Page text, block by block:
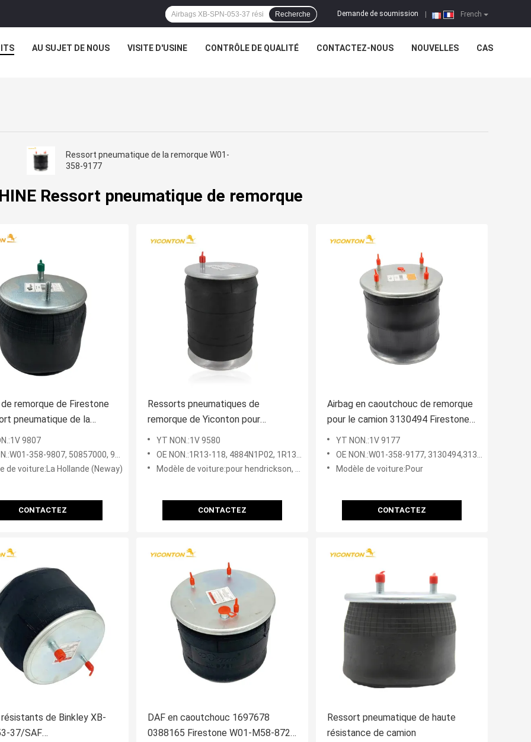
French
Demande de soumission
Recherche
AU SUJET DE NOUS VISITE D'USINE CONTRÔLE DE QUALITÉ CONTACTEZ-NOUS NOUVELLES CAS
Ressort pneumatique de la remorque W01-
358-9177
Ressort pneumatique de remorque
remorque de Firestone
pneumatique de la
W01-358-
90557372
9807
50857000, 90557372, 1R12-1047, IATF16949,50857000,90557372,1R12-1047, IATF16949
de voiture:La Hollande (Neway)
CONTACTEZ
Ressorts pneumatiques de
remorque de Yiconton pour
Hendrickson S-20127 W01-358-
9580 SC2761
YT NON.:1V 9580
OE NON.:1R13-118, 4884N1P02, 1R13-247, W01-358-9580, C20127/S20127,4884N1P02,1R13-247, W01-358-9580, C20127/
Modèle de voiture:pour hendrickson, Navistar/Fleetrite
CONTACTEZ
Airbag en caoutchouc de remorque
pour le camion 3130494 Firestone
W01-358-9177
YT NON.:1V 9177
OE NON.:W01-358-9177, 3130494,3130494
Modèle de voiture:Pour
CONTACTEZ
de Binkley XB-
37/SAF
DAF en caoutchouc 1697678
0388165 Firestone W01-M58-8722
Ressort pneumatique de haute
résistance de camion